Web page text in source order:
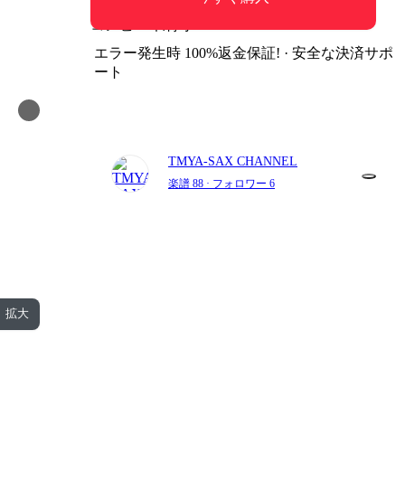
拡大
コンビニ印刷可
エラー発生時 100%返金保証! · 安全な決済サポ
ート
TMYA-SAX CHANNEL
楽譜 88 · フォロワー 6